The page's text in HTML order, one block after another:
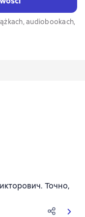
audiobookach,
692 оценок
Точно,